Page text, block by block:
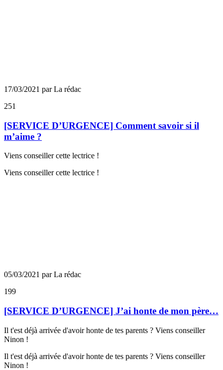
17/03/2021 par La rédac
251
[SERVICE D’URGENCE] Comment savoir si il
m’aime ?
Viens conseiller cette lectrice !
Viens conseiller cette lectrice !
05/03/2021 par La rédac
199
[SERVICE D’URGENCE] J’ai honte de mon père…
Il t'est déjà arrivée d'avoir honte de tes parents ? Viens conseiller
Ninon !
Il t'est déjà arrivée d'avoir honte de tes parents ? Viens conseiller
Ninon !